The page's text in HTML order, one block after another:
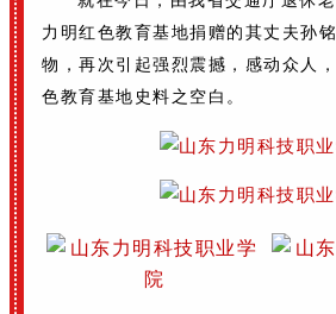
力明红色教育基地捐赠的其丈夫孙
物，再次引起强烈震撼，感动众人
色教育基地史料之空白。